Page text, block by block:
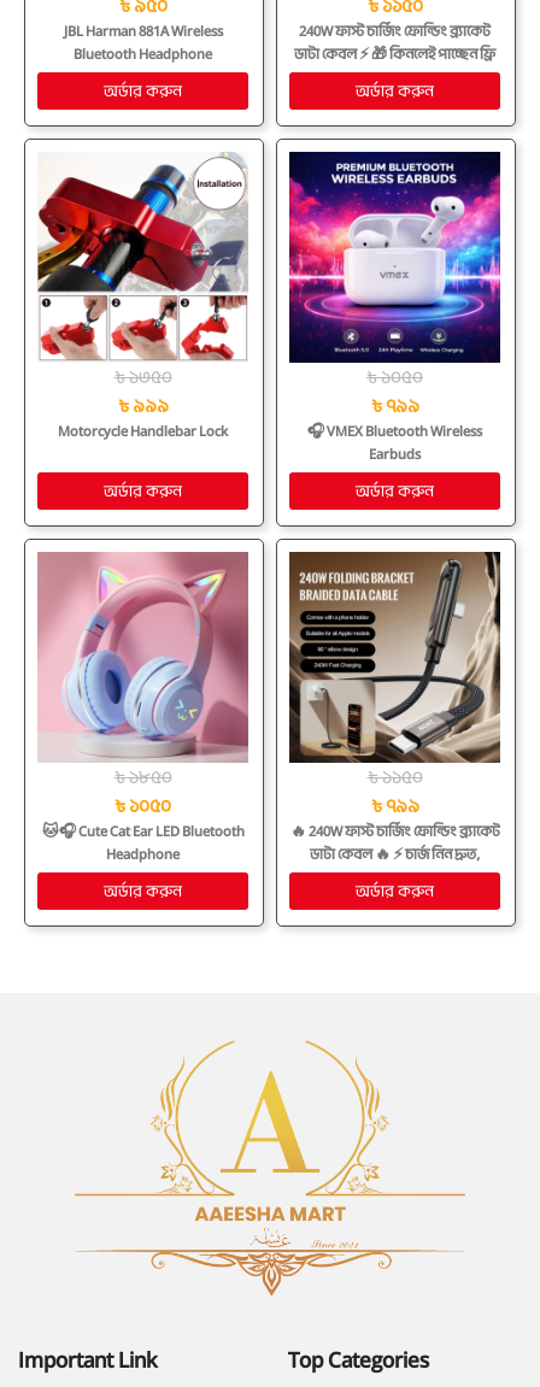
৳ ৯৫০
JBL Harman 881A Wireless
Bluetooth Headphone
৳ ১১৫০
240W ফাস্ট চার্জিং ফোল্ডিং ব্র্যাকেট
ডাটা কেবল ⚡ 🎁 কিনলেই পাচ্ছেন ফ্রি
প্রিমিয়াম এয়ারপডস প্রো
৳ ১৩৫০
৳ ৯৯৯
Motorcycle Handlebar Lock
৳ ১০৫০
৳ ৭৯৯
🎧 VMEX Bluetooth Wireless
Earbuds
৳ ১৮৫০
৳ ১০৫০
🐱🎧 Cute Cat Ear LED Bluetooth
Headphone
৳ ১১৫০
৳ ৭৯৯
🔥 240W ফাস্ট চার্জিং ফোল্ডিং ব্র্যাকেট
ডাটা কেবল 🔥 ⚡ চার্জ নিন দ্রুত,
ব্যবহার করুন আরাম করে!
Important Link Top Categories